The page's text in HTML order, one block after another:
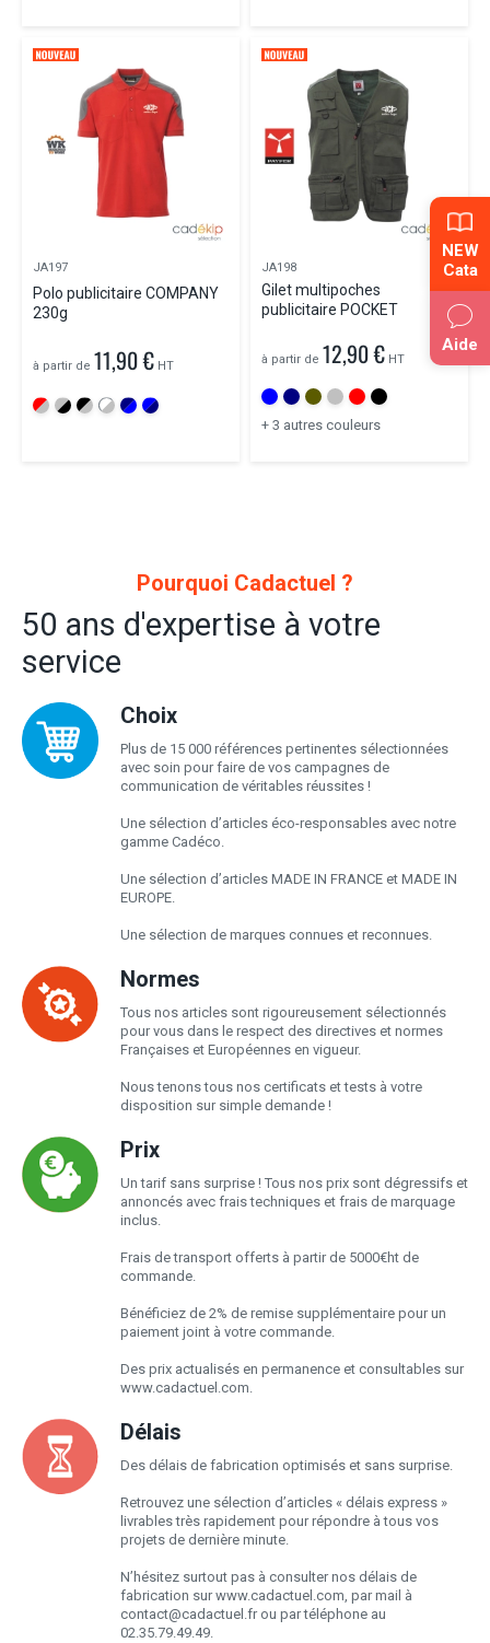
JA197
Polo publicitaire COMPANY
230g
à partir de 11,90 € HT
JA198
Gilet multipoches
publicitaire POCKET
à partir de 12,90 € HT
+ 3 autres couleurs
Pourquoi Cadactuel ?
50 ans d'expertise à votre
service
Choix
Plus de 15 000 références pertinentes sélectionnées
avec soin pour faire de vos campagnes de
communication de véritables réussites !
Une sélection d’articles éco-responsables avec notre
gamme Cadéco.
Une sélection d’articles MADE IN FRANCE et MADE IN
EUROPE.
Une sélection de marques connues et reconnues.
Normes
Tous nos articles sont rigoureusement sélectionnés
pour vous dans le respect des directives et normes
Françaises et Européennes en vigueur.
Nous tenons tous nos certificats et tests à votre
disposition sur simple demande !
Prix
Un tarif sans surprise ! Tous nos prix sont dégressifs et
annoncés avec frais techniques et frais de marquage
inclus.
Frais de transport offerts à partir de 5000€ht de
commande.
Bénéficiez de 2% de remise supplémentaire pour un
paiement joint à votre commande.
Des prix actualisés en permanence et consultables sur
www.cadactuel.com.
Délais
Des délais de fabrication optimisés et sans surprise.
Retrouvez une sélection d’articles « délais express »
livrables très rapidement pour répondre à tous vos
projets de dernière minute.
N’hésitez surtout pas à consulter nos délais de
fabrication sur www.cadactuel.com, par mail à
contact@cadactuel.frou par téléphone au
02.35.79.49.49.
NEW
Cata
Aide